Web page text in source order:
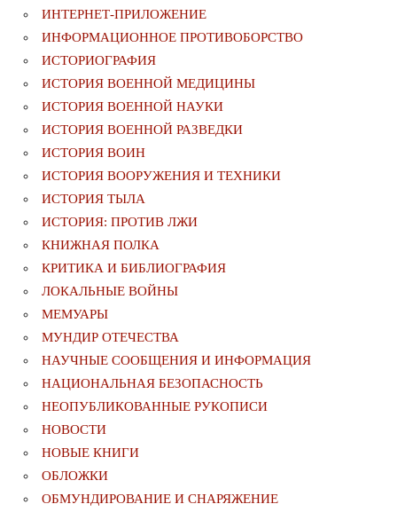
ИНТЕРНЕТ-ПРИЛОЖЕНИЕ
ИНФОРМАЦИОННОЕ ПРОТИВОБОРСТВО
ИСТОРИОГРАФИЯ
ИСТОРИЯ ВОЕННОЙ МЕДИЦИНЫ
ИСТОРИЯ ВОЕННОЙ НАУКИ
ИСТОРИЯ ВОЕННОЙ РАЗВЕДКИ
ИСТОРИЯ ВОИН
ИСТОРИЯ ВООРУЖЕНИЯ И ТЕХНИКИ
ИСТОРИЯ ТЫЛА
ИСТОРИЯ: ПРОТИВ ЛЖИ
КНИЖНАЯ ПОЛКА
КРИТИКА И БИБЛИОГРАФИЯ
ЛОКАЛЬНЫЕ ВОЙНЫ
МЕМУАРЫ
МУНДИР ОТЕЧЕСТВА
НАУЧНЫЕ СООБЩЕНИЯ И ИНФОРМАЦИЯ
НАЦИОНАЛЬНАЯ БЕЗОПАСНОСТЬ
НЕОПУБЛИКОВАННЫЕ РУКОПИСИ
НОВОСТИ
НОВЫЕ КНИГИ
ОБЛОЖКИ
ОБМУНДИРОВАНИЕ И СНАРЯЖЕНИЕ